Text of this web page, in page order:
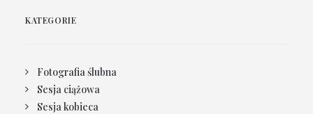
KATEGORIE
Fotografia ślubna
Sesja ciążowa
Sesja kobieca